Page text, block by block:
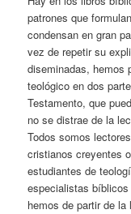
patrones que
condensan en gran
vez de repetir su
diseminadas, hemos
teológico en dos
Testamento, que
no se distrae de la
Todos somos
cristianos creyentes
estudiantes de
especialistas
hemos de partir de